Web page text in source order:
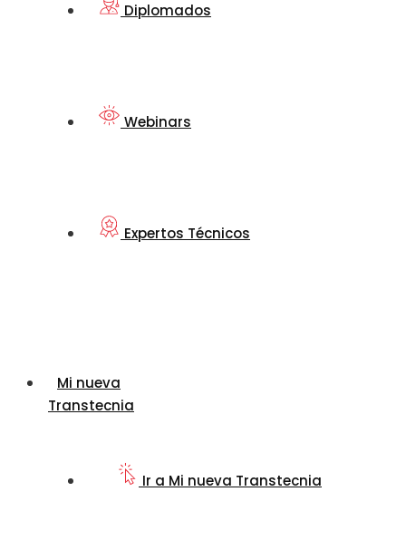
Diplomados
Webinars
Expertos Técnicos
Mi nueva
Transtecnia
Ir a Mi nueva Transtecnia